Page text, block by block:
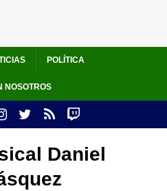
POLÍTICA
NOSOTROS
Daniel